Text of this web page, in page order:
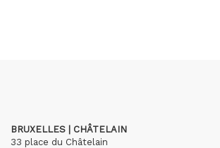
BRUXELLES | CHÂTELAIN
33 place du Châtelain